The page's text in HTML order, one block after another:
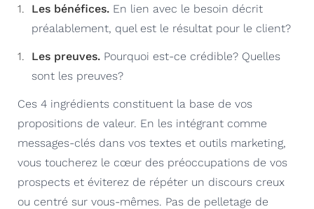
Les bénéfices. En lien avec le besoin décrit
préalablement, quel est le résultat pour le client?
Les preuves. Pourquoi est-ce crédible? Quelles
sont les preuves?
Ces 4 ingrédients constituent la base de vos
propositions de valeur. En les intégrant comme
messages-clés dans vos textes et outils marketing,
vous toucherez le cœur des préoccupations de vos
prospects et éviterez de répéter un discours creux
ou centré sur vous-mêmes. Pas de pelletage de